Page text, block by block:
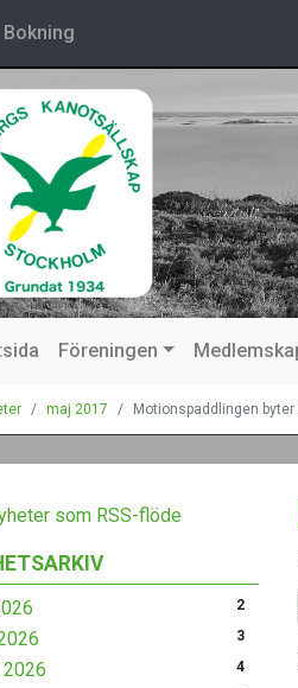
Bokning
Föreningen
maj 2017 Motionspaddlingen byter
som RSS-flöde
2
3
4